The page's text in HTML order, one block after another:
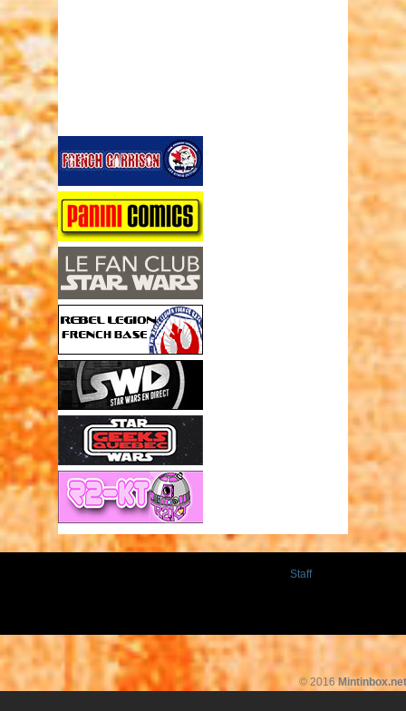
Staff
© 2016 Mintinbox.net